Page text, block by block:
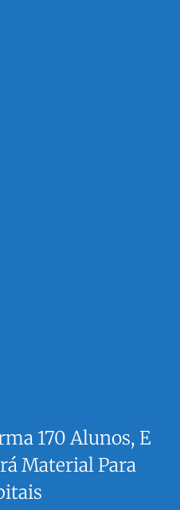
170 Alunos, E
Material Para